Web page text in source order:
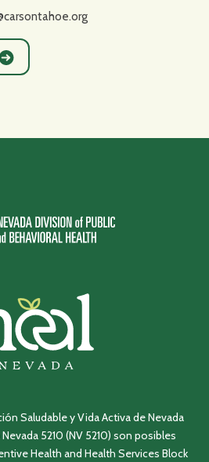
Saludable y Vida Activa de Nevada
5210 (NV 5210) son posibles
Health and Health Services Block